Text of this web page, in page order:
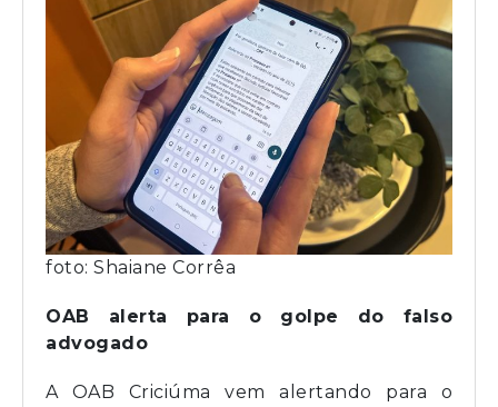
foto: Shaiane Corrêa
OAB alerta para o golpe do falso
advogado
A OAB Criciúma vem alertando para o